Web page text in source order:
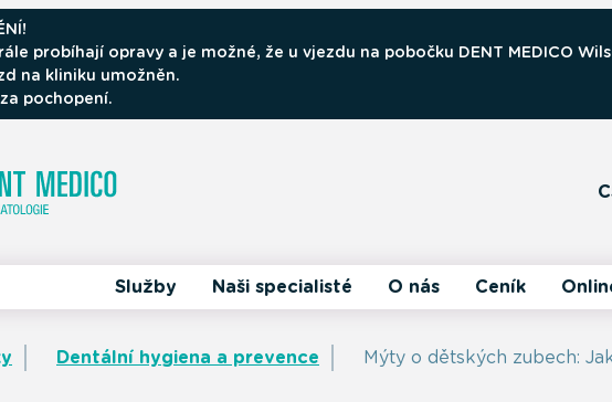
probíhají opravy a je možné, že u vjezdu na pobočku DENT MEDICO
na kliniku umožněn.
pochopení.
Služby Naši specialisté O nás Ceník
Dentální hygiena a prevence Mýty o dětských zubech: